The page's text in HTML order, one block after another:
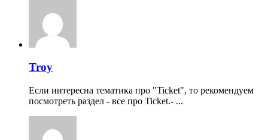
Troy
Если интересна тематика про "Ticket", то рекомендуем
посмотреть раздел - все про Ticket.- ...